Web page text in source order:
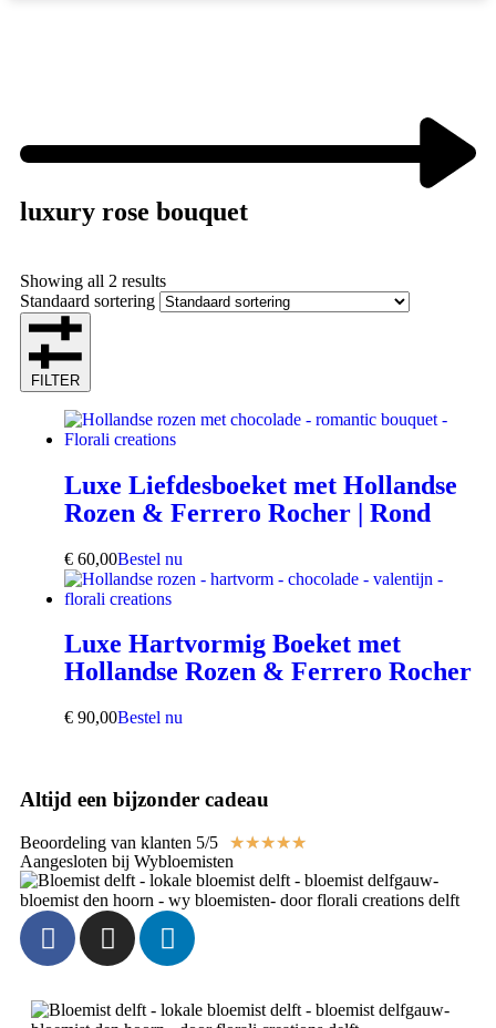
luxury rose bouquet
Showing all 2 results
Standaard sortering
FILTER
Luxe Liefdesboeket met Hollandse
Rozen & Ferrero Rocher | Rond
€ 60,00Bestel nu
Luxe Hartvormig Boeket met
Hollandse Rozen & Ferrero Rocher
€ 90,00Bestel nu
Altijd een bijzonder cadeau
Beoordeling van klanten 5/5 ★★★★★
Aangesloten bij Wybloemisten